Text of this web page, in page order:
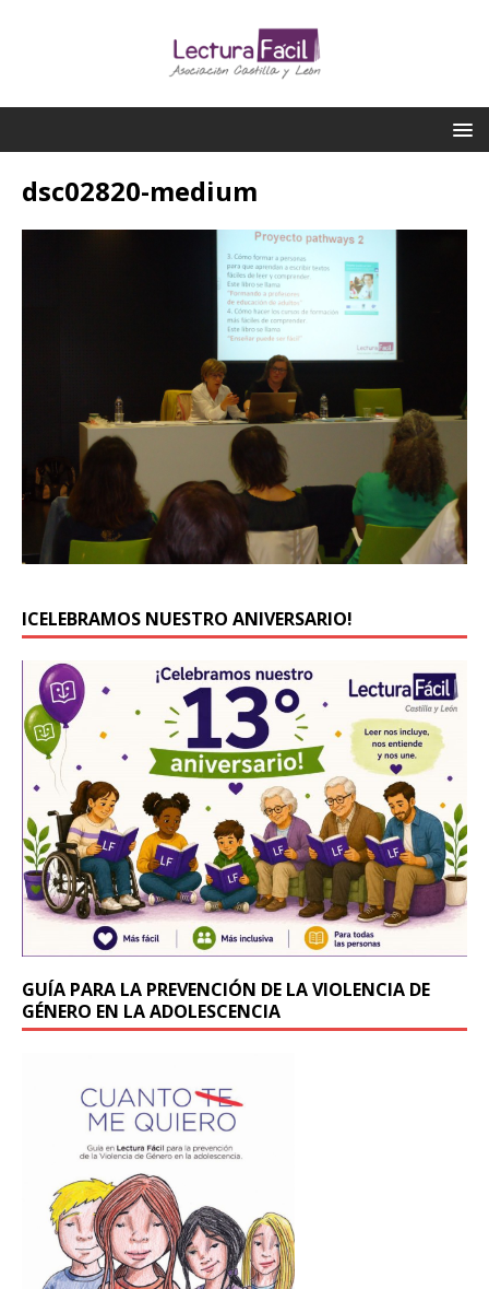
dsc02820-medium
ICELEBRAMOS NUESTRO ANIVERSARIO!
GUÍA PARA LA PREVENCIÓN DE LA VIOLENCIA DE
GÉNERO EN LA ADOLESCENCIA